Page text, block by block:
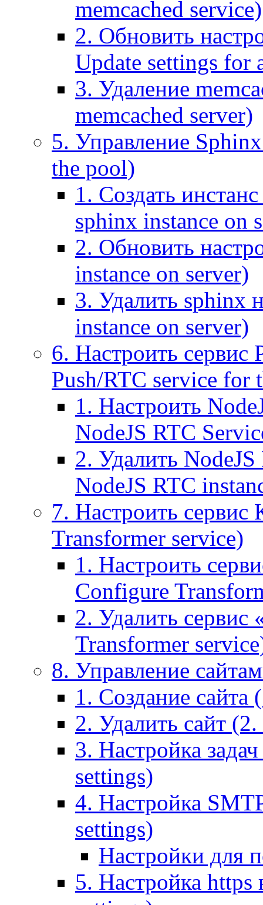
memcached service)
2. Обновить
Update settings for
3. Удаление
memcached server)
5. Управление
the pool)
1. Создать
sphinx instance on
2. Обновить
instance on server)
3. Удалить sphinx
instance on server)
6. Настроить
Push/RTC service for
1. Настроить
NodeJS RTC
2. Удалить
NodeJS RTC
7. Настроить
Transformer service)
1. Настроить
Configure
2. Удалить сервис
Transformer
8. Управление
1. Создание сайта
2. Удалить сайт
3. Настройка
settings)
4. Настройка
settings)
Настройки для
5. Настройка https